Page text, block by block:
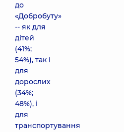
до
«Добробуту»
-- як для
дітей
(41%;
54%), так і
для
дорослих
(34%;
48%), і
для
транспортування